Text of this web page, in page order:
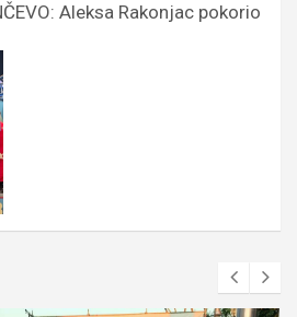
Aleksa Rakonjac pokorio